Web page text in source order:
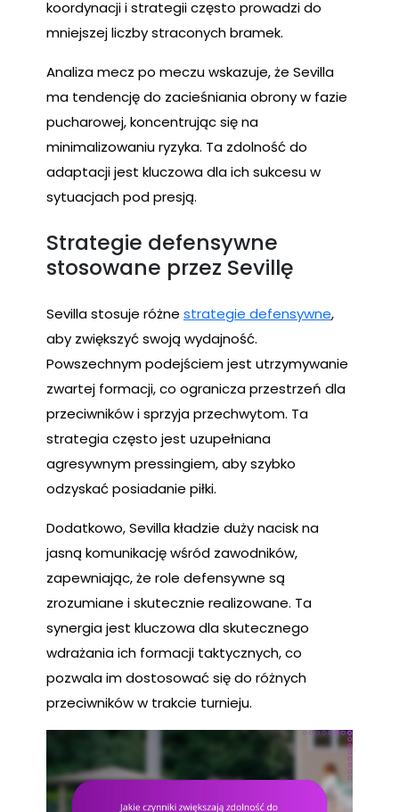
koordynacji i strategii często prowadzi do
mniejszej liczby straconych bramek.
Analiza mecz po meczu wskazuje, że Sevilla
ma tendencję do zacieśniania obrony w fazie
pucharowej, koncentrując się na
minimalizowaniu ryzyka. Ta zdolność do
adaptacji jest kluczowa dla ich sukcesu w
sytuacjach pod presją.
Strategie defensywne
stosowane przez Sevillę
Sevilla stosuje różne strategie defensywne,
aby zwiększyć swoją wydajność.
Powszechnym podejściem jest utrzymywanie
zwartej formacji, co ogranicza przestrzeń dla
przeciwników i sprzyja przechwytom. Ta
strategia często jest uzupełniana
agresywnym pressingiem, aby szybko
odzyskać posiadanie piłki.
Dodatkowo, Sevilla kładzie duży nacisk na
jasną komunikację wśród zawodników,
zapewniając, że role defensywne są
zrozumiane i skutecznie realizowane. Ta
synergia jest kluczowa dla skutecznego
wdrażania ich formacji taktycznych, co
pozwala im dostosować się do różnych
przeciwników w trakcie turnieju.